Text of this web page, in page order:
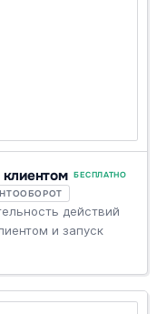
БЕСПЛАТНО
действий
и запуск